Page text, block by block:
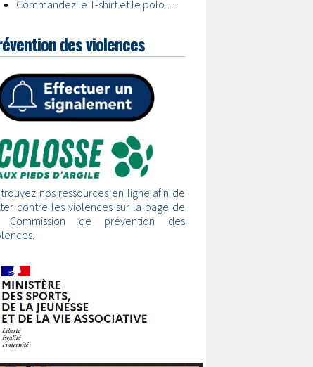
des violences
nos ressources en ligne afin de
contre les violences sur la page de
Commission de prévention des